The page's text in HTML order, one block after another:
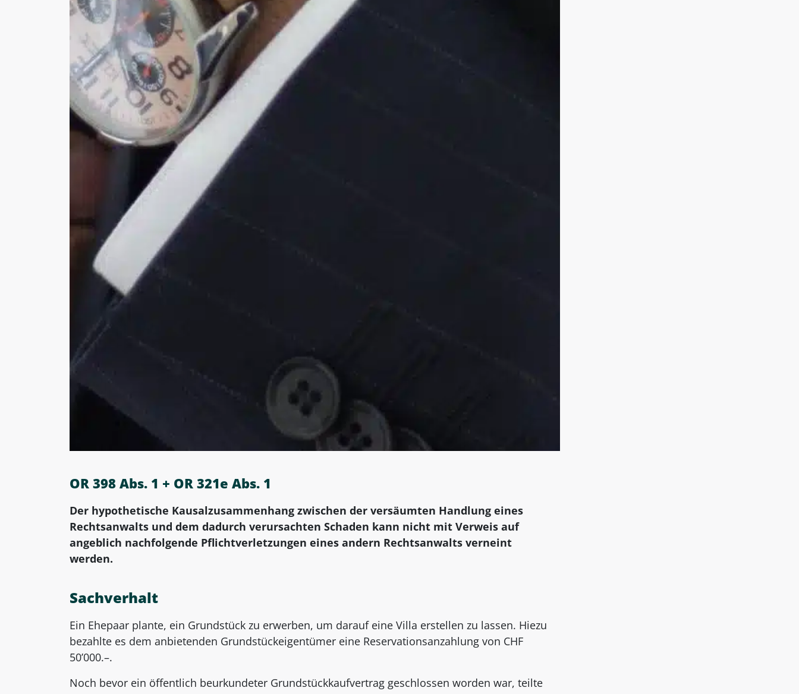
OR 398 Abs. 1 + OR 321e Abs. 1
Der hypothetische Kausalzusammenhang zwischen der versäumten Handlung eines
Rechtsanwalts und dem dadurch verursachten Schaden kann nicht mit Verweis auf
angeblich nachfolgende Pflichtverletzungen eines andern Rechtsanwalts verneint
werden.
Sachverhalt
Ein Ehepaar plante, ein Grundstück zu erwerben, um darauf eine Villa erstellen zu lassen. Hiezu
bezahlte es dem anbietenden Grundstückeigentümer eine Reservationsanzahlung von CHF
50’000.–.
Noch bevor ein öffentlich beurkundeter Grundstückkaufvertrag geschlossen worden war, teilte